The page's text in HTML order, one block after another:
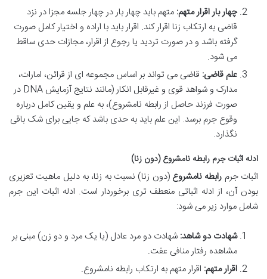
چهار بار اقرار متهم: متهم باید چهار بار در چهار جلسه مجزا در نزد
قاضی به ارتکاب زنا اقرار کند. اقرار باید با اراده و اختیار کامل صورت
گرفته باشد و در صورت تردید یا رجوع از اقرار، مجازات حدی ساقط
می شود.
علم قاضی: قاضی می تواند بر اساس مجموعه ای از قرائن، امارات،
مدارک و شواهد قوی و غیرقابل انکار (مانند نتایج آزمایش DNA در
صورت فرزند حاصل از رابطه نامشروع)، به علم و یقین کامل درباره
وقوع جرم برسد. این علم باید به حدی باشد که جایی برای شک باقی
نگذارد.
ادله اثبات جرم رابطه نامشروع (دون زنا)
اثبات جرم رابطه نامشروع (دون زنا) نسبت به زنا، به دلیل ماهیت تعزیری
بودن آن، از ادله اثباتی منعطف تری برخوردار است. ادله اثبات این جرم
شامل موارد زیر می شود:
شهادت دو شاهد: شهادت دو مرد عادل (یا یک مرد و دو زن) مبنی بر
مشاهده رفتار منافی عفت.
اقرار متهم: اقرار متهم به ارتکاب رابطه نامشروع.